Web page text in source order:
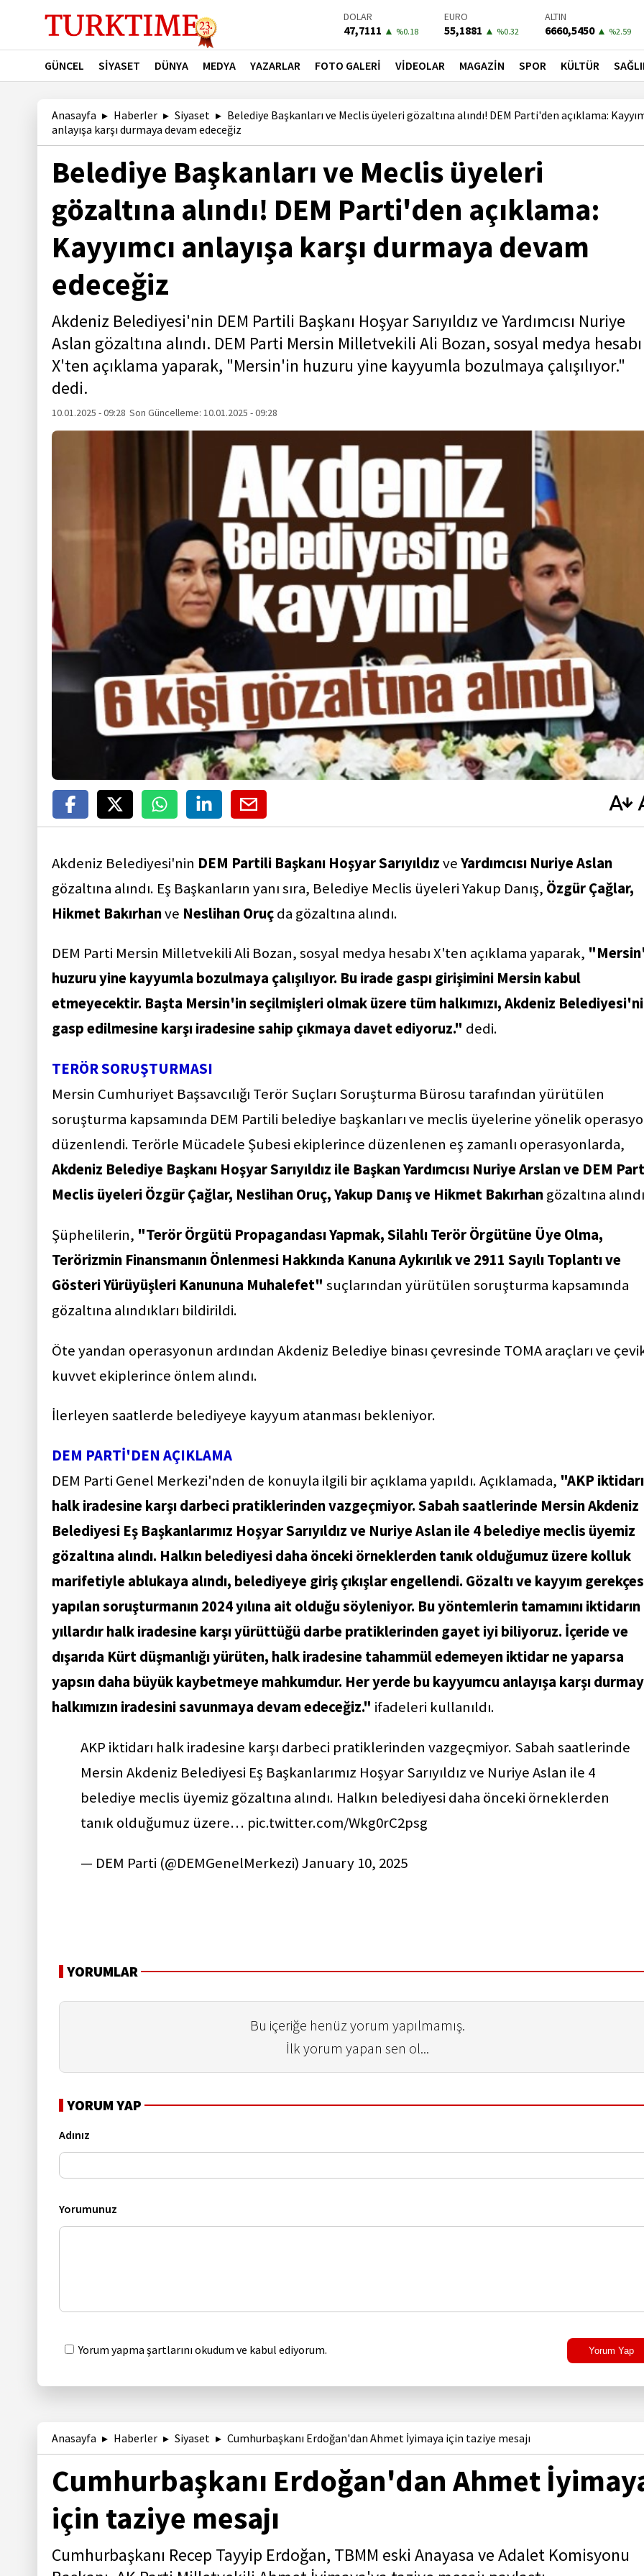
DOLAR
47,7111 ▲ %0.18
EURO
55,1881 ▲ %0.32
ALTIN
6660,5450 ▲ %2.59
BIST-100
13779,39 ▼ %-0.14
PETROL
81,4900▼ %-1.56
BONO
41,3000 ▼ %-0.55
GÜNCEL SİYASET DÜNYA MEDYA YAZARLAR FOTO GALERİ VİDEOLAR MAGAZİN SPOR KÜLTÜR
Anasayfa Haberler Siyaset
Belediye Başkanları ve Meclis üyeleri gözaltına alındı! DEM Parti'den açıklama:
anlayışa karşı durmaya devam edeceğiz
Belediye Başkanları ve Meclis üyeleri
gözaltına alındı! DEM Parti'den açıklama:
Kayyımcı anlayışa karşı durmaya devam
edeceğiz
Akdeniz Belediyesi'nin DEM Partili Başkanı Hoşyar Sarıyıldız ve Yardımcısı Nuriye
Aslan gözaltına alındı. DEM Parti Mersin Milletvekili Ali Bozan, sosyal medya hesabı
X'ten açıklama yaparak, "Mersin'in huzuru yine kayyumla bozulmaya çalışılıyor."
dedi.
10.01.2025 - 09:28 Son Güncelleme:10.01.2025 - 09:28
Akdeniz Belediyesi'nin DEM Partili Başkanı Hoşyar SarıyıldızveYardımcısı Nuriye Aslan
gözaltına alındı. Eş Başkanların yanı sıra, Belediye Meclis üyeleri Yakup Danış, Özgür Çağlar,
Hikmet Bakırhanve Neslihan Oruçda gözaltına alındı.
DEM Parti Mersin Milletvekili Ali Bozan, sosyal medya hesabı X'ten açıklama yaparak,
huzuru yine kayyumla bozulmaya çalışılıyor. Bu irade gaspı girişimini Mersin kabul
etmeyecektir. Başta Mersin'in seçilmişleri olmak üzere tüm halkımızı, Akdeniz
gasp edilmesine karşı iradesine sahip çıkmaya davet ediyoruz." dedi.
TERÖR SORUŞTURMASI
Mersin Cumhuriyet Başsavcılığı Terör Suçları Soruşturma Bürosu tarafından yürütülen
soruşturma kapsamında DEM Partili belediye başkanları ve meclis üyelerine yönelik
düzenlendi. Terörle Mücadele Şubesi ekiplerince düzenlenen eş zamanlı operasyonlarda,
Akdeniz Belediye Başkanı Hoşyar Sarıyıldız ile Başkan Yardımcısı Nuriye Arslan ve DEM
Meclis üyeleri Özgür Çağlar, Neslihan Oruç, Yakup Danış ve Hikmet Bakırhangözaltına
Şüphelilerin, "Terör Örgütü Propagandası Yapmak, Silahlı Terör Örgütüne Üye Olma,
Terörizmin Finansmanın Önlenmesi Hakkında Kanuna Aykırılık ve 2911 Sayılı Toplantı ve
Gösteri Yürüyüşleri Kanununa Muhalefet" suçlarından yürütülen soruşturma kapsamında
gözaltına alındıkları bildirildi.
Öte yandan operasyonun ardından Akdeniz Belediye binası çevresinde TOMA araçları ve
kuvvet ekiplerince önlem alındı.
İlerleyen saatlerde belediyeye kayyum atanması bekleniyor.
DEM PARTİ'DEN AÇIKLAMA
DEM Parti Genel Merkezi'nden de konuyla ilgili bir açıklama yapıldı. Açıklamada, "AKP iktidarı
halk iradesine karşı darbeci pratiklerinden vazgeçmiyor. Sabah saatlerinde Mersin Akdeniz
Belediyesi Eş Başkanlarımız Hoşyar Sarıyıldız ve Nuriye Aslan ile 4 belediye meclis üyemiz
gözaltına alındı. Halkın belediyesi daha önceki örneklerden tanık olduğumuz üzere kolluk
marifetiyle ablukaya alındı, belediyeye giriş çıkışlar engellendi. Gözaltı ve kayyım
yapılan soruşturmanın 2024 yılına ait olduğu söyleniyor. Bu yöntemlerin tamamını iktidarın
yıllardır halk iradesine karşı yürüttüğü darbe pratiklerinden gayet iyi biliyoruz. İçeride ve
dışarıda Kürt düşmanlığı yürüten, halk iradesine tahammül edemeyen iktidar ne yaparsa
yapsın daha büyük kaybetmeye mahkumdur. Her yerde bu kayyumcu anlayışa karşı
halkımızın iradesini savunmaya devam edeceğiz." ifadeleri kullanıldı.
AKP iktidarı halk iradesine karşı darbeci pratiklerinden vazgeçmiyor. Sabah saatlerinde
Mersin Akdeniz Belediyesi Eş Başkanlarımız Hoşyar Sarıyıldız ve Nuriye Aslan ile 4
belediye meclis üyemiz gözaltına alındı. Halkın belediyesi daha önceki örneklerden
tanık olduğumuz üzere… pic.twitter.com/Wkg0rC2psg
— DEM Parti (@DEMGenelMerkezi)January 10, 2025
YORUMLAR
Bu içeriğe henüz yorum yapılmamış.
İlk yorum yapan sen ol...
YORUM YAP
Adınız
Yorumunuz
Yorum yapma şartlarını okudum ve kabul ediyorum. Yorum Yap
Anasayfa Haberler Siyaset Cumhurbaşkanı Erdoğan'dan Ahmet İyimaya için taziye mesajı
Cumhurbaşkanı Erdoğan'dan Ahmet
için taziye mesajı
Cumhurbaşkanı Recep Tayyip Erdoğan, TBMM eski Anayasa ve Adalet Komisyonu